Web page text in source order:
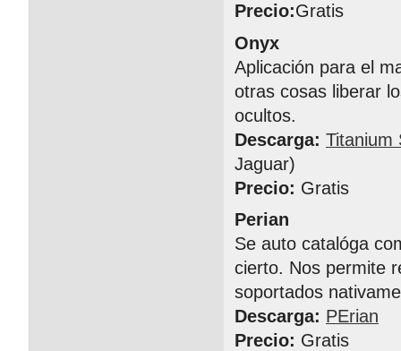
Precio:Gratis
Onyx
Aplicación para el
otras cosas liberar
ocultos.
Descarga: Titanium
Jaguar)
Precio: Gratis
Perian
Se auto catalóga
cierto. Nos permite
soportados
Descarga: PErian
Precio: Gratis